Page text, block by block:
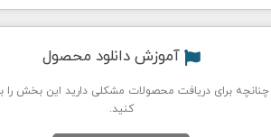
آموزش دانلود محصول
چنانچه برای دریافت محصولات مشکلی دارید این بخش را
کنید.